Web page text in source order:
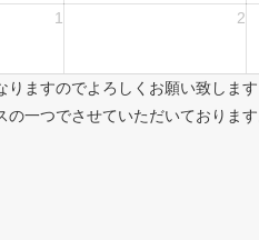
1 2
ますのでよろしくお願い致します
一つでさせていただいております